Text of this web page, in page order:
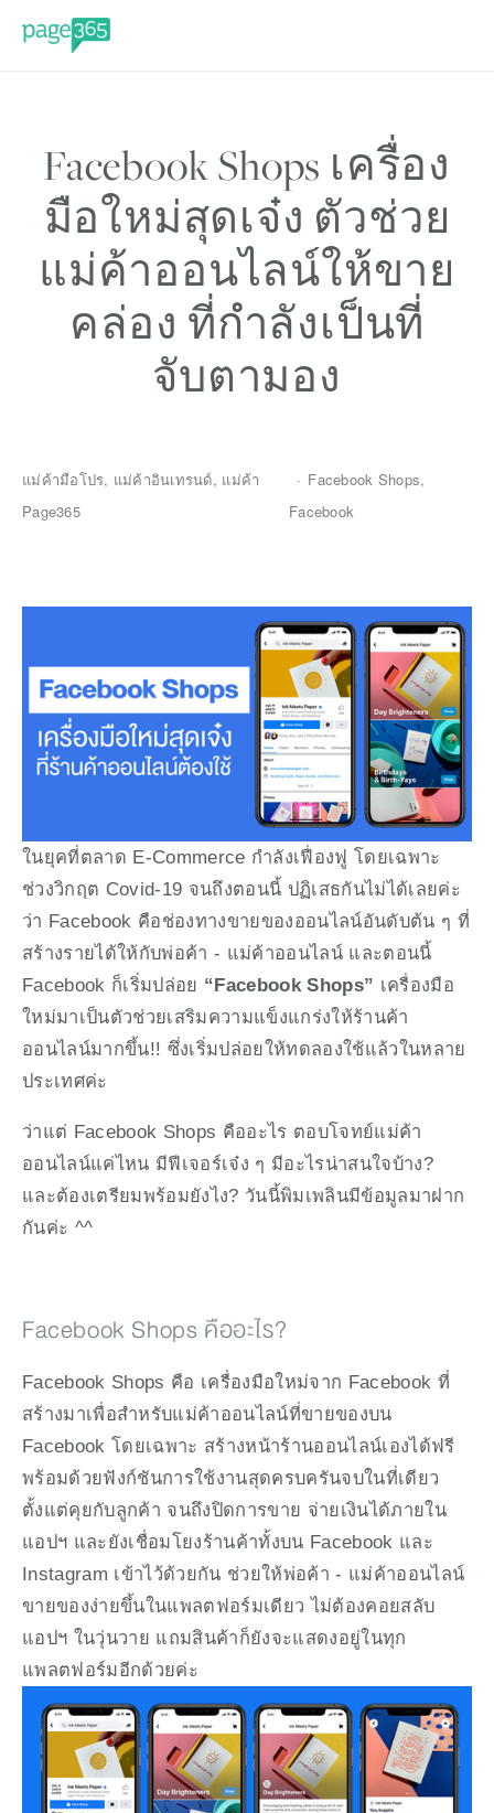
Facebook Shops เครื่อง
มือใหม่สุดเจ๋ง ตัวช่วย
แม่ค้าออนไลน์ให้ขาย
คล่อง ที่กำลังเป็นที่
จับตามอง
ในยุคที่ตลาด E-Commerce กำลังเฟื่องฟู โดยเฉพาะ
ช่วงวิกฤต Covid-19 จนถึงตอนนี้ ปฏิเสธกันไม่ได้เลยค่ะ
ว่า Facebook คือช่องทางขายของออนไลน์อันดับต้น ๆ ที่
สร้างรายได้ให้กับพ่อค้า - แม่ค้าออนไลน์ และตอนนี้
Facebook ก็เริ่มปล่อย “Facebook Shops” เครื่องมือ
ใหม่มาเป็นตัวช่วยเสริมความแข็งแกร่งให้ร้านค้า
ออนไลน์มากขึ้น!! ซึ่งเริ่มปล่อยให้ทดลองใช้แล้วในหลาย
ประเทศค่ะ
ว่าแต่ Facebook Shops คืออะไร ตอบโจทย์แม่ค้า
ออนไลน์แค่ไหน มีฟีเจอร์เจ๋ง ๆ มีอะไรน่าสนใจบ้าง?
และต้องเตรียมพร้อมยังไง? วันนี้พิมเพลินมีข้อมูลมาฝาก
กันค่ะ ^^
Facebook Shops คืออะไร?
Facebook Shops คือ เครื่องมือใหม่จาก Facebook ที่
สร้างมาเพื่อสำหรับแม่ค้าออนไลน์ที่ขายของบน
Facebook โดยเฉพาะ สร้างหน้าร้านออนไลน์เองได้ฟรี
พร้อมด้วยฟังก์ชันการใช้งานสุดครบครันจบในที่เดียว
ตั้งแต่คุยกับลูกค้า จนถึงปิดการขาย จ่ายเงินได้ภายใน
แอปฯ และยังเชื่อมโยงร้านค้าทั้งบน Facebook และ
Instagram เข้าไว้ด้วยกัน ช่วยให้พ่อค้า - แม่ค้าออนไลน์
ขายของง่ายขึ้นในแพลตฟอร์มเดียว ไม่ต้องคอยสลับ
แอปฯ ในวุ่นวาย แถมสินค้าก็ยังจะแสดงอยู่ในทุก
แพลตฟอร์มอีกด้วยค่ะ
แม่ค้ามือโปร, แม่ค้าอินเทรนด์, แม่ค้า
Page365
Facebook Shops,
Facebook